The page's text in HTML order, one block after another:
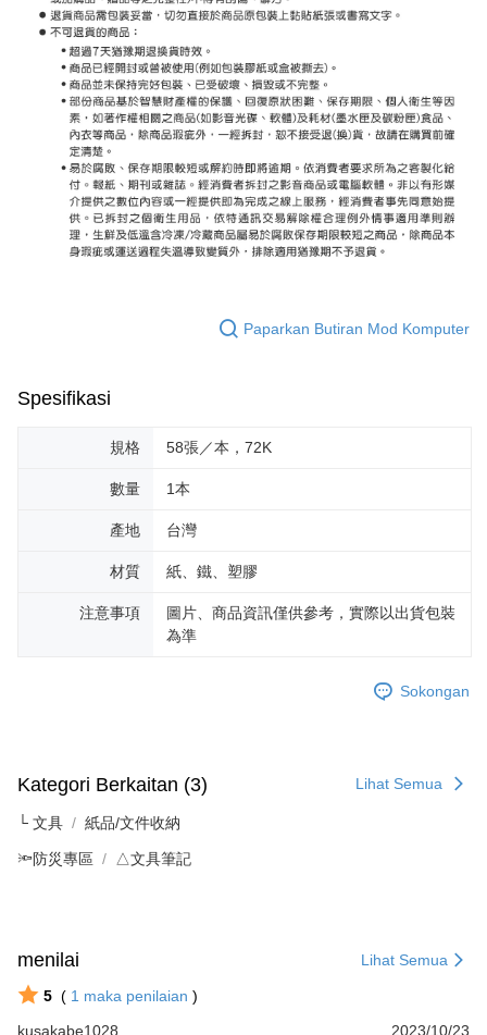
Paparkan Butiran Mod Komputer
Spesifikasi
規格 58張／本，72K
數量 1本
產地 台灣
材質 紙、鐵、塑膠
注意事項
圖片、商品資訊僅供參考，實際以出貨包裝
為準
Sokongan
Kategori Berkaitan (3) Lihat Semua
└ 文具 紙品/文件收納
🔦防災專區 △文具筆記
menilai Lihat Semua
5 ( 1 maka penilaian )
kusakabe1028
2023/10/23